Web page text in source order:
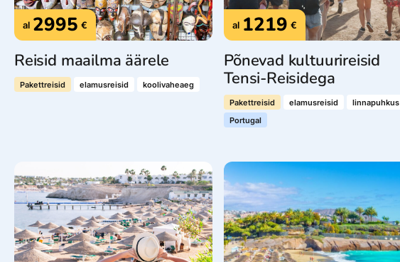
al 2995 €
Reisid maailma äärele
Pakettreisid elamusreisid koolivaheaeg
al 1219 €
Põnevad kultuurireisid
Tensi-Reisidega
Pakettreisid elamusreisid
linnapuhkus
Portugal